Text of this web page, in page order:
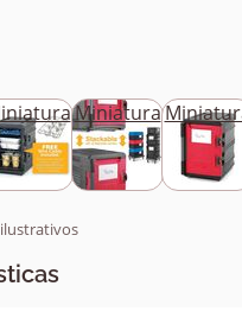
Miniatura